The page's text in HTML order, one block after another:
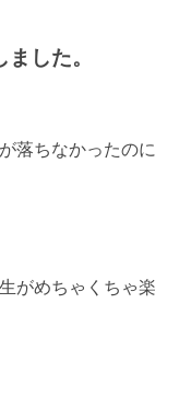
した。
落ちなかったのに
がめちゃくちゃ楽